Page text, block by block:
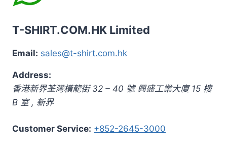
T-SHIRT.COM.HK Limited
Email: sales@t-shirt.com.hk
Address:
香港新界荃灣橫龍街 32 – 40 號 興盛工業大廈 15 樓
B 室, 新界
Customer Service: +852-2645-3000